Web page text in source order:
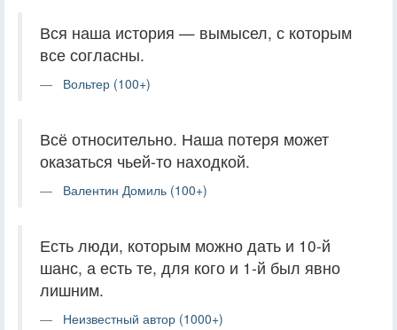
Вся наша история — вымысел, с которым
все согласны.
Вольтер (100+)
Всё относительно. Наша потеря может
оказаться чьей-то находкой.
Валентин Домиль (100+)
Есть люди, которым можно дать и 10-й
шанс, а есть те, для кого и 1-й был явно
лишним.
Неизвестный автор (1000+)